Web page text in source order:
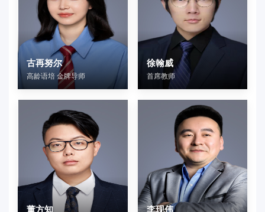
古再努尔
高龄语培 金牌导师
徐翰威
首席教师
董方知 李现伟